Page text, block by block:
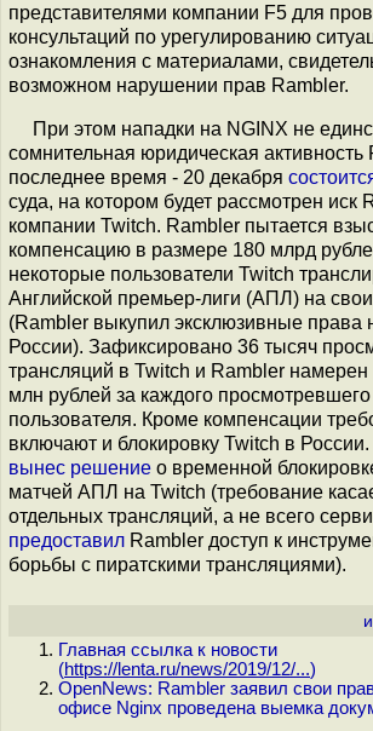
представителями компании F5 для
консультаций по урегулированию
ознакомления с материалами,
возможном нарушении прав Rambler.
При этом нападки на NGINX не
сомнительная юридическая активность
последнее время - 20 декабря
суда, на котором будет рассмотрен иск
компании Twitch. Rambler пытается
компенсацию в размере 180 млрд
некоторые пользователи Twitch
Английской премьер-лиги (АПЛ) на
(Rambler выкупил эксклюзивные права
России). Зафиксировано 36 тысяч
трансляций в Twitch и Rambler намерен
млн рублей за каждого
пользователя. Кроме компенсации
включают и блокировку Twitch в
вынес решение о временной
матчей АПЛ на Twitch (требование
отдельных трансляций, а не всего
предоставил Rambler доступ к
борьбы с пиратскими трансляциями).
Главная ссылка к новости
(https://lenta.ru/news/2019/12/...)
OpenNews: Rambler заявил свои
офисе Nginx проведена выемка